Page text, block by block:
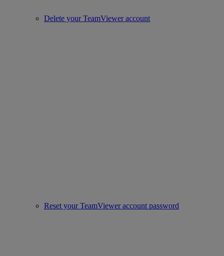
Delete your TeamViewer account
Reset your TeamViewer account password